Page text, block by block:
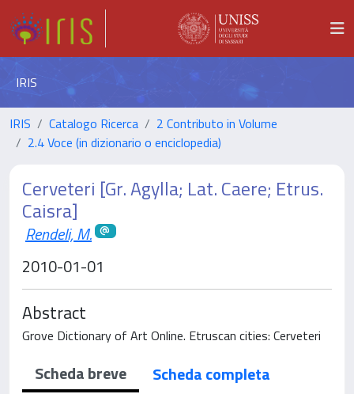
IRIS
IRIS Catalogo Ricerca
2 Contributo in Volume
2.4 Voce (in dizionario o enciclopedia)
Cerveteri [Gr. Agylla; Lat. Caere; Etrus.
Caisra]
Rendeli, M.
2010-01-01
Abstract
Grove Dictionary of Art Online. Etruscan cities: Cerveteri
Scheda breve
Scheda completa